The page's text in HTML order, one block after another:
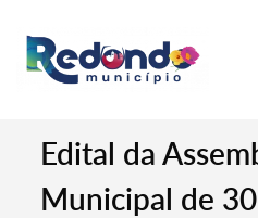
Edital da
Municipal de